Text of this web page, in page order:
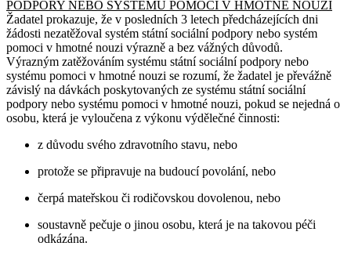
PODPORY NEBO SYSTÉMU POMOCI V HMOTNÉ NOUZI
Žadatel prokazuje, že v posledních 3 letech předcházejících dni
žádosti nezatěžoval systém státní sociální podpory nebo systém
pomoci v hmotné nouzi výrazně a bez vážných důvodů.
Výrazným zatěžováním systému státní sociální podpory nebo
systému pomoci v hmotné nouzi se rozumí, že žadatel je převážně
závislý na dávkách poskytovaných ze systému státní sociální
podpory nebo systému pomoci v hmotné nouzi, pokud se nejedná o
osobu, která je vyloučena z výkonu výdělečné činnosti:
z důvodu svého zdravotního stavu, nebo
protože se připravuje na budoucí povolání, nebo
čerpá mateřskou či rodičovskou dovolenou, nebo
soustavně pečuje o jinou osobu, která je na takovou péči
odkázána.